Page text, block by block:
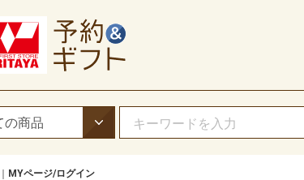
MYページ/ログイン